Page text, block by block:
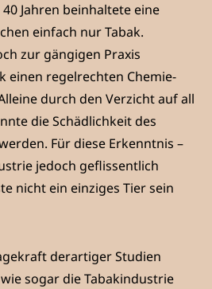
Jahren beinhaltete eine
einfach nur Tabak.
zur gängigen Praxis
einen regelrechten Chemie-
durch den Verzicht auf all
die Schädlichkeit des
Für diese Erkenntnis –
jedoch geflissentlich
nicht ein einziges Tier sein
derartiger Studien
sogar die Tabakindustrie